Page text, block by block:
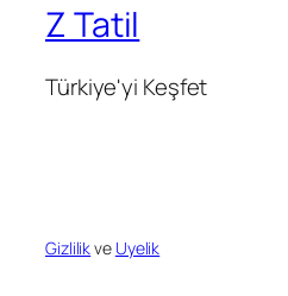
Z Tatil
Türkiye'yi Keşfet
Gizlilikve Uyelik